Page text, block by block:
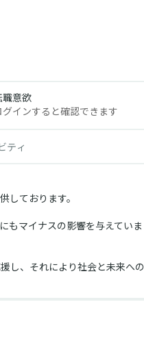
職意欲
グインすると確認できます
ティ
ております。
もマイナスの影響を与えていま
し、それにより社会と未来への